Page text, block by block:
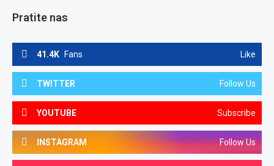
Pratite nas
41.4K Fans Like
TWITTER Follow Us
YOUTUBE Subscribe
INSTAGRAM Follow Us